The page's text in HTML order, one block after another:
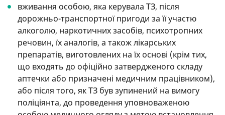
вживання особою, яка керувала ТЗ, після
дорожньо-транспортної пригоди за її участю
алкоголю, наркотичних засобів, психотропних
речовин, їх аналогів, а також лікарських
препаратів, виготовлених на їх основі (крім тих,
що входять до офіційно затвердженого складу
аптечки або призначені медичним працівником),
або після того, як ТЗ був зупинений на вимогу
поліціянта, до проведення уповноваженою